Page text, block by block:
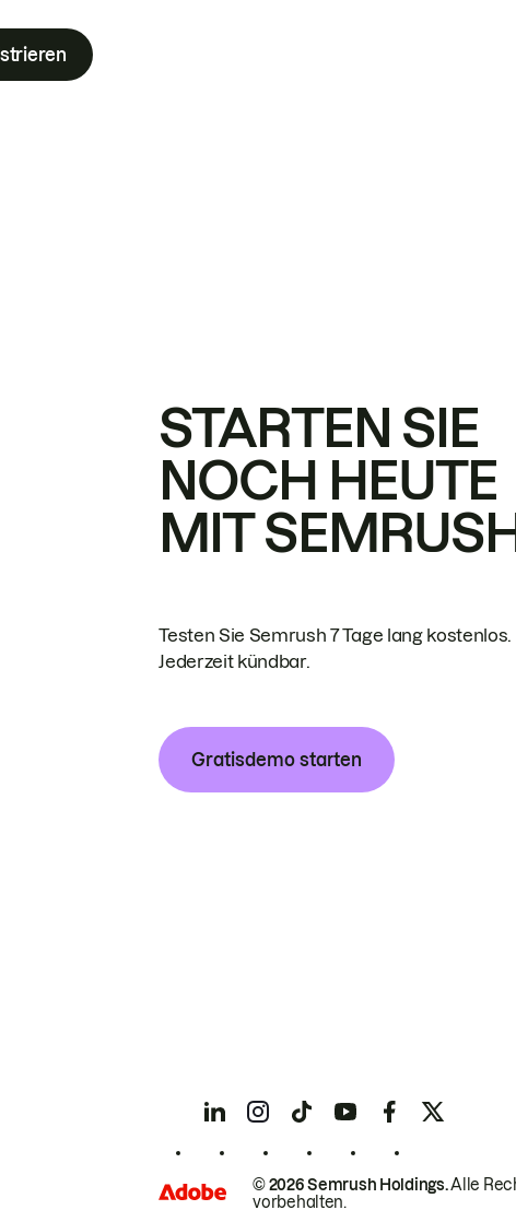
STARTEN SIE
NOCH HEUTE
MIT
Testen Sie Semrush 7 Tage lang kostenlos.
Jederzeit kündbar.
Gratisdemo starten
© 2026 Semrush Holdings.Alle
vorbehalten.